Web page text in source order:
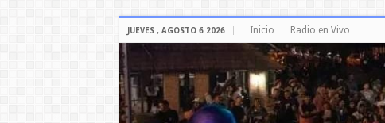
JUEVES , AGOSTO 6 2026 Inicio Radio en Vivo